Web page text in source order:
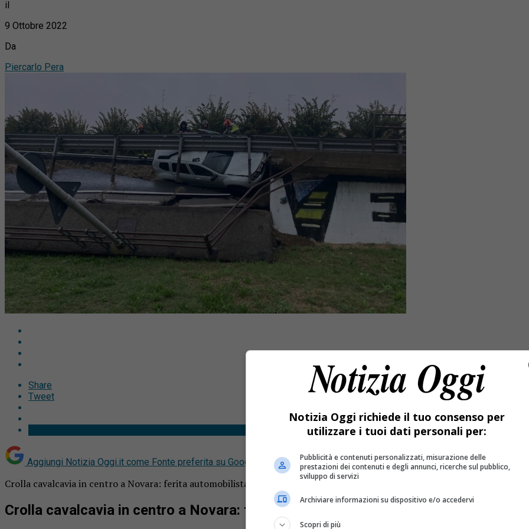
il
9 Ottobre 2022
Da
Piercarlo Pera
Share
Tweet
Aggiungi Notizia Oggi.it come Fonte preferita su Google
Crolla cavalcavia in centro a Novara: ferita automobilista. Paura in città, un altro automobilista si è fermato sull’orlo della
Crolla cavalcavia in centro a Novara: ferita automobilista
Notizia Oggi richiede il tuo consenso per
utilizzare i tuoi dati personali per:
Pubblicità e contenuti personalizzati, misurazione delle
prestazioni dei contenuti e degli annunci, ricerche sul pubblico,
sviluppo di servizi
Archiviare informazioni su dispositivo e/o accedervi
Scopri di più